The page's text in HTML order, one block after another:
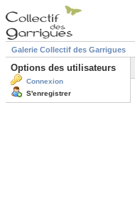
Galerie Collectif des Garrigues
Options des utilisateurs
Connexion
S'enregistrer